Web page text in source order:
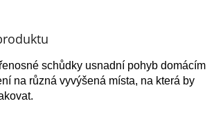
schůdky usnadní pohyb domácím
na různá vyvýšená místa, na která by